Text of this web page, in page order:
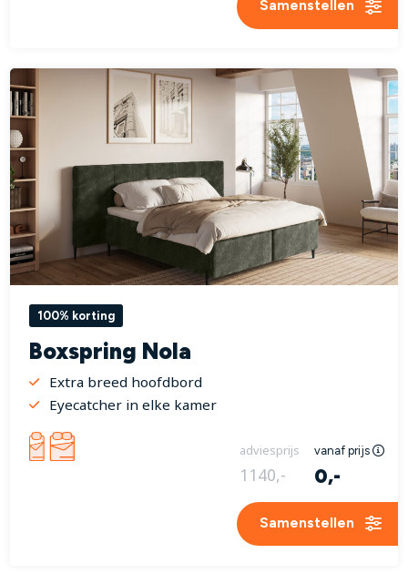
Samenstellen
100% korting
Boxspring Nola
Extra breed hoofdbord
Eyecatcher in elke kamer
adviesprijs vanaf prijs
1140,- 0,-
Samenstellen